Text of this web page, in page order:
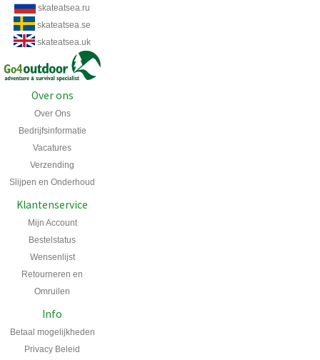
skateatsea.ru
skateatsea.se
skateatsea.uk
Over ons
Over Ons
Bedrijfsinformatie
Vacatures
Verzending
Slijpen en Onderhoud
Klantenservice
Mijn Account
Bestelstatus
Wensenlijst
Retourneren en
Omruilen
Info
Betaal mogelijkheden
Privacy Beleid